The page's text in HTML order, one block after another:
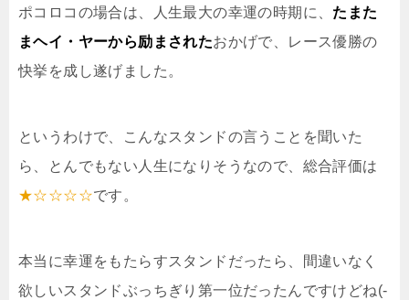
ポコロコの場合は、人生最大の幸運の時期に、 たまた
まヘイ・ヤーから励まされたおかげで、レース優勝の
快挙を成し遂げました。
というわけで、こんなスタンドの言うことを聞いた
ら、とんでもない人生になりそうなので、総合評価は
★☆☆☆☆です。
本当に幸運をもたらすスタンドだったら、間違いなく
欲しいスタンドぶっちぎり第一位だったんですけどね(-